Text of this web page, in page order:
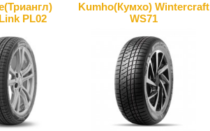
PL02
Kumho(Кумхо) Wintercraft
WS71